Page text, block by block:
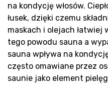
na kondycję włosów.
łusek, dzięki czemu
maskach i olejach łatwiej
tego powodu sauna a
sauna wpływa na
często omawiane przez
saunie jako element